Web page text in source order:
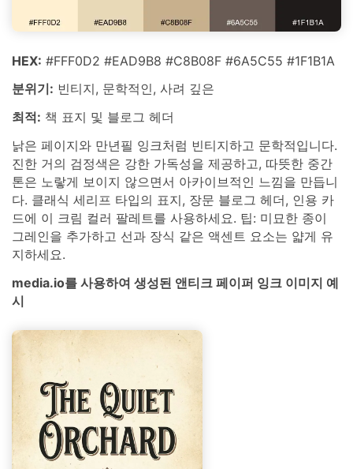
HEX: #FFF0D2 #EAD9B8 #C8B08F #6A5C55 #1F1B1A
분위기: 빈티지, 문학적인, 사려 깊은
최적: 책 표지 및 블로그 헤더
낡은 페이지와 만년필 잉크처럼 빈티지하고 문학적입니다.
진한 거의 검정색은 강한 가독성을 제공하고, 따뜻한 중간
톤은 노랗게 보이지 않으면서 아카이브적인 느낌을 만듭니
다. 클래식 세리프 타입의 표지, 장문 블로그 헤더, 인용 카
드에 이 크림 컬러 팔레트를 사용하세요. 팁: 미묘한 종이
그레인을 추가하고 선과 장식 같은 액센트 요소는 얇게 유
지하세요.
media.io를 사용하여 생성된 앤티크 페이퍼 잉크 이미지 예
시